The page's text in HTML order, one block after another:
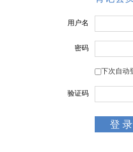
用户名
密码
下次自动
验证码